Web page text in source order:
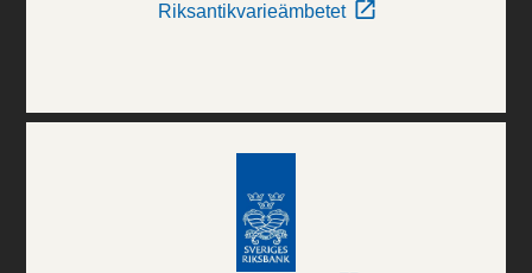
Riksantikvarieämbetet